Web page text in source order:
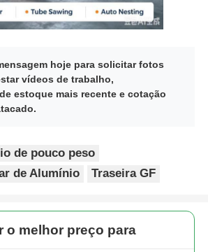
do torneira
de parafusos de alumínio
de alumínio
de alumínio
hoje para solicitar fotos
vídeos de trabalho,
estoque mais recente e cotação
de pouco peso
de Alumínio
Traseira GF
o melhor preço para